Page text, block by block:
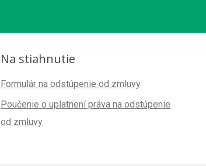
Na stiahnutie
Formulár na odstúpenie od zmluvy
Poučenie o uplatnení práva na odstúpenie
od zmluvy